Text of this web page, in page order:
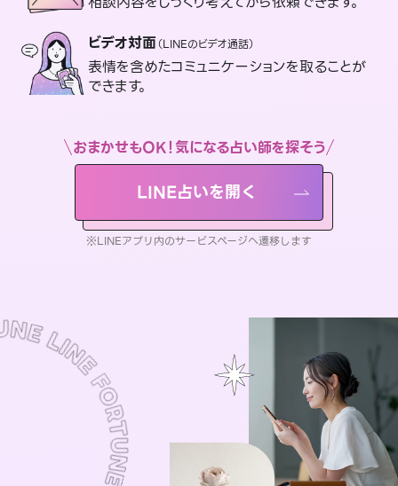
ビデオ対面（LINEのビデオ通話）
表情を含めたコミュニケーションを取ることが
できます。
おまかせもOK！気になる占い師を探そう
LINE占いを開く
※LINEアプリ内のサービスページへ遷移します